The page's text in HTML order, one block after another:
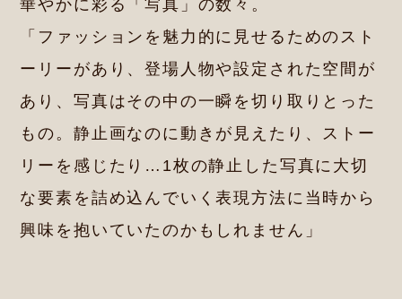
華やかに彩る「写真」の数々。
「ファッションを魅力的に見せるためのスト
ーリーがあり、登場人物や設定された空間が
あり、写真はその中の一瞬を切り取りとった
もの。静止画なのに動きが見えたり、ストー
リーを感じたり…1枚の静止した写真に大切
な要素を詰め込んでいく表現方法に当時から
興味を抱いていたのかもしれません」